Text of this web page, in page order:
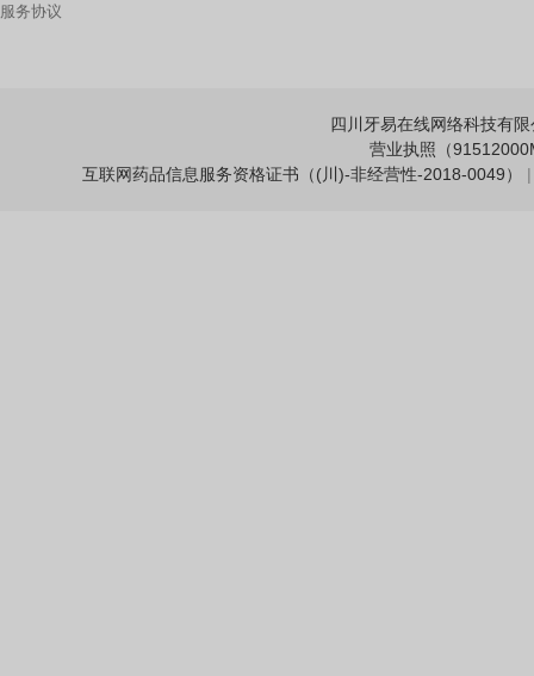
服务协议
四川牙易在线网络科技有
营业执照（
互联网药品信息服务资格证书（(川)-非经营性-2018-0049）